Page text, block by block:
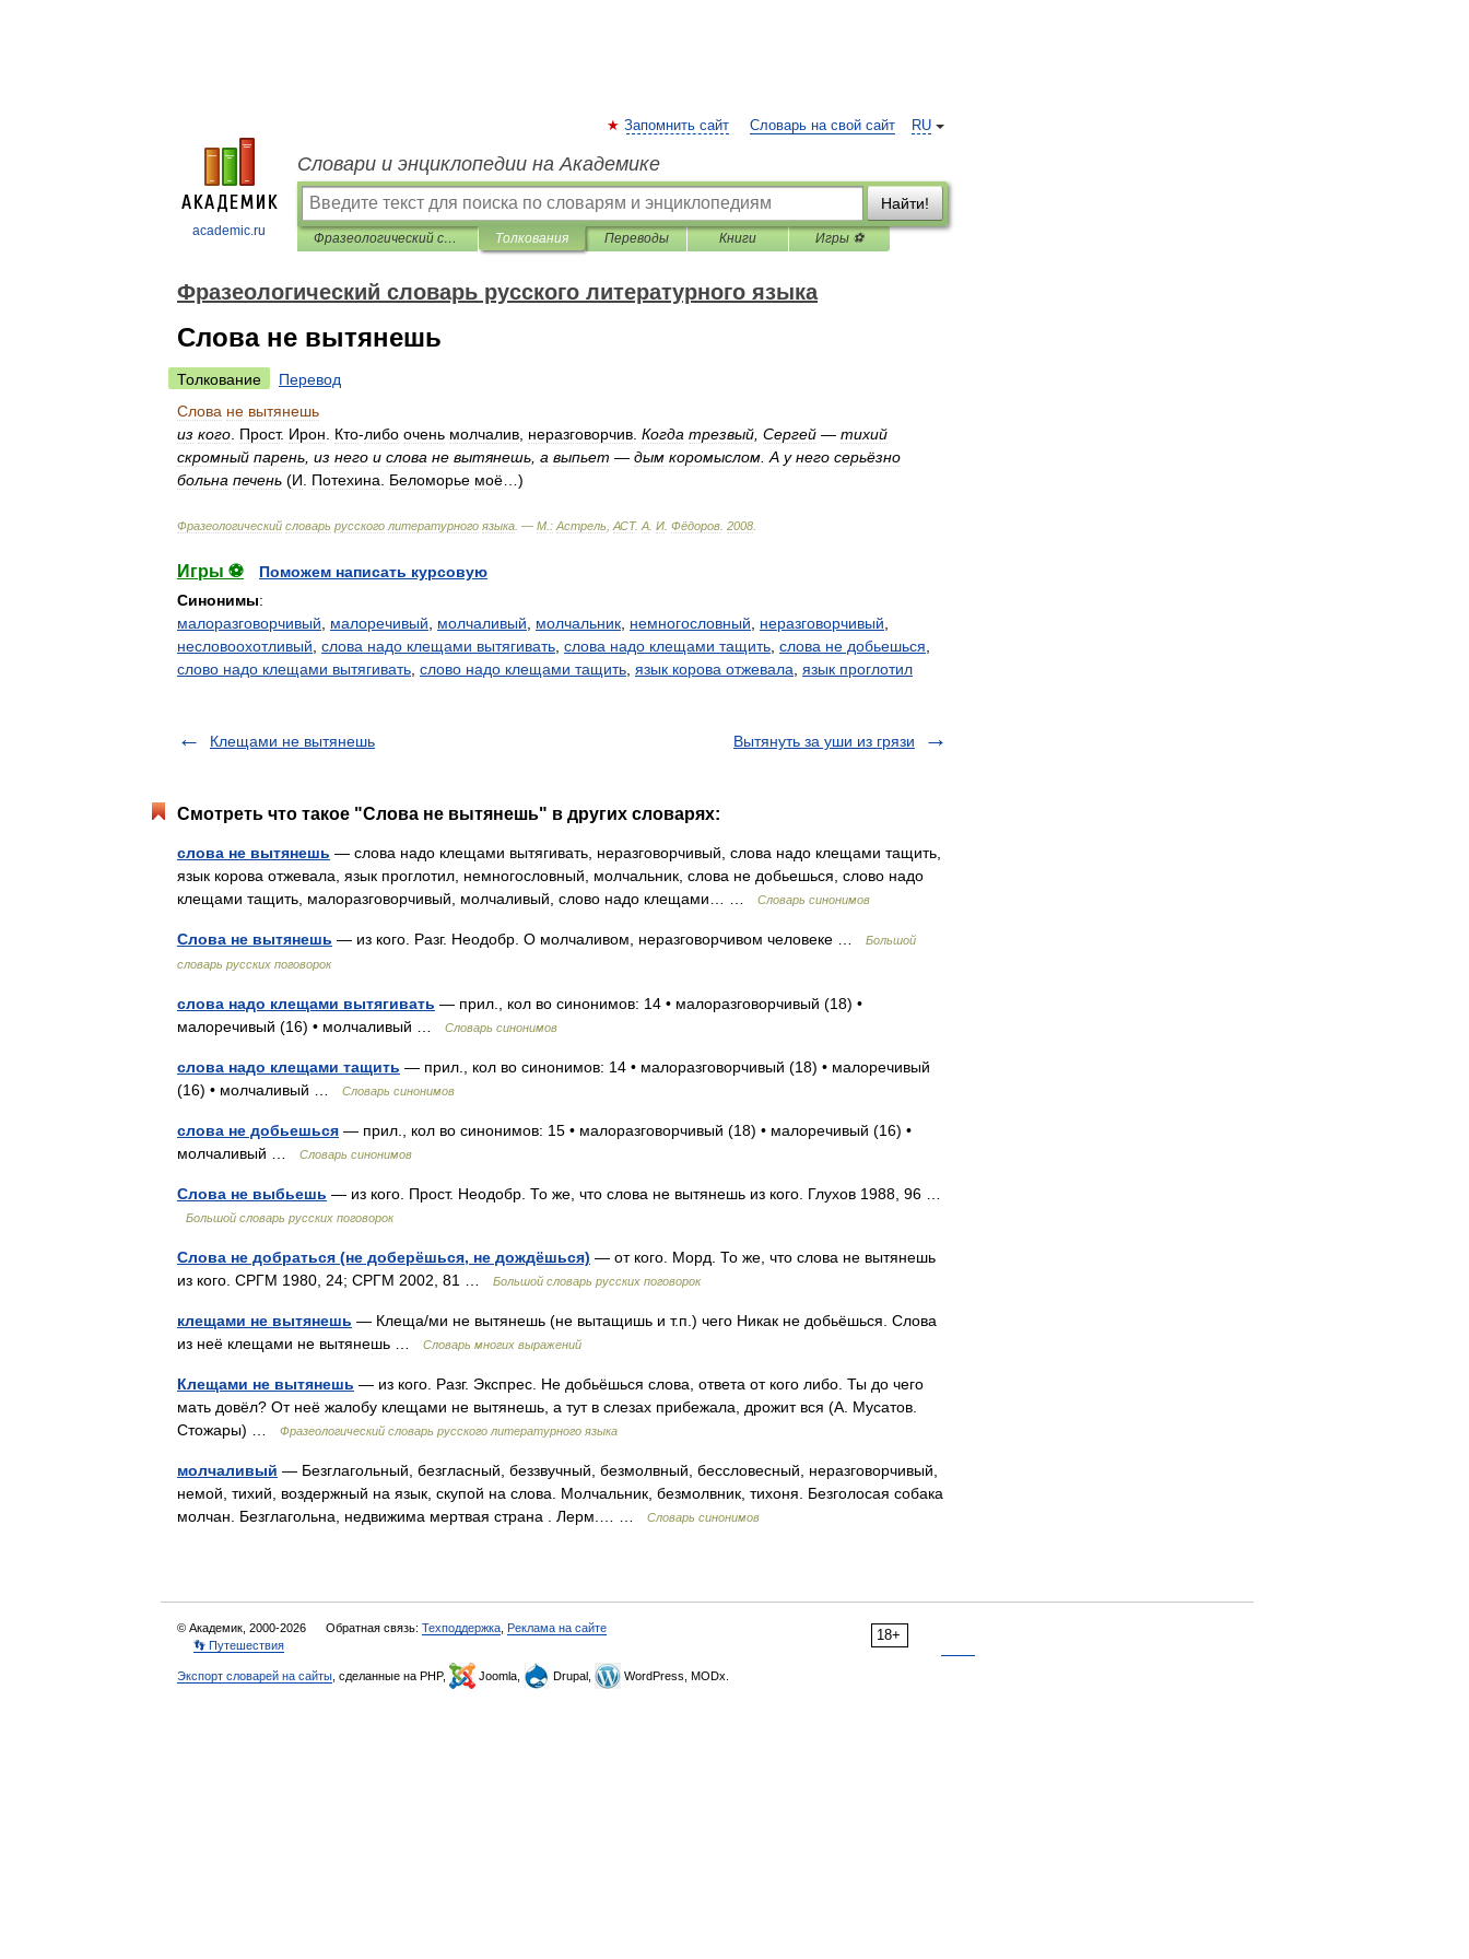
academic.ru
RU
Запомнить сайт Словарь на свой сайт
Словари и энциклопедии на Академике
Найти!
Фразеологический словарь русского литературного языка Толкования Переводы Книги Игры ⚽
Фразеологический словарь русского литературного языка
Слова не вытянешь
Толкование
Перевод
Слова не вытянешь
из кого Прост. Ирон Кто-либо очень молчалив неразговорчив Когда трезвый Сергей — тихий
скромный парень из него и слова не вытянешь а выпьет — дым коромыслом А у него серьёзно
больна печень (И Потехина Беломорье моё …)
Фразеологический словарь русского литературного языка . — М : Астрель АСТ. А И Фёдоров 2008
Игры ⚽
Поможем написать курсовую
Синонимы:
малоразговорчивый
малоречивый молчаливый молчальник немногословный неразговорчивый
несловоохотливый слова надо клещами вытягивать слова надо клещами тащить слова не добьешься
слово надо клещами вытягивать слово надо клещами тащить язык корова отжевала язык проглотил
Клещами не вытянешь Вытянуть за уши из грязи
Смотреть что такое "Слова не вытянешь" в других словарях:
слова не вытянешь — слова надо клещами вытягивать, неразговорчивый, слова надо клещами тащить,
язык корова отжевала, язык проглотил, немногословный, молчальник, слова не добьешься, слово надо
клещами тащить, малоразговорчивый, молчаливый, слово надо клещами… …
Словарь синонимов
Слова не вытянешь — из кого. Разг. Неодобр. О молчаливом, неразговорчивом человеке …
Большой
словарь русских поговорок
слова надо клещами вытягивать — прил., кол во синонимов: 14 • малоразговорчивый (18) •
малоречивый (16) • молчаливый …
Словарь синонимов
слова надо клещами тащить — прил., кол во синонимов: 14 • малоразговорчивый (18) • малоречивый
(16) • молчаливый …
Словарь синонимов
слова не добьешься — прил., кол во синонимов: 15 • малоразговорчивый (18) • малоречивый (16) •
молчаливый …
Словарь синонимов
Слова не выбьешь — из кого. Прост. Неодобр. То же, что слова не вытянешь из кого. Глухов 1988, 96 …
Большой словарь русских поговорок
Слова не добраться (не доберёшься, не дождёшься) — от кого. Морд. То же, что слова не вытянешь
из кого. СРГМ 1980, 24; СРГМ 2002, 81 …
Большой словарь русских поговорок
клещами не вытянешь — Клеща/ми не вытянешь (не вытащишь и т.п.) чего Никак не добьёшься. Слова
из неё клещами не вытянешь …
Словарь многих выражений
Клещами не вытянешь — из кого. Разг. Экспрес. Не добьёшься слова, ответа от кого либо. Ты до чего
мать довёл? От неё жалобу клещами не вытянешь, а тут в слезах прибежала, дрожит вся (А. Мусатов.
Стожары) …
Фразеологический словарь русского литературного языка
молчаливый — Безглагольный, безгласный, беззвучный, безмолвный, бессловесный, неразговорчивый,
немой, тихий, воздержный на язык, скупой на слова. Молчальник, безмолвник, тихоня. Безголосая собака
молчан. Безглагольна, недвижима мертвая страна . Лерм.… …
Словарь синонимов
18+
© Академик, 2000-2026 Обратная связь: Техподдержка Реклама на сайте
👣 Путешествия
Экспорт словарей на сайты , сделанные на PHP, Joomla, Drupal, WordPress, MODx.